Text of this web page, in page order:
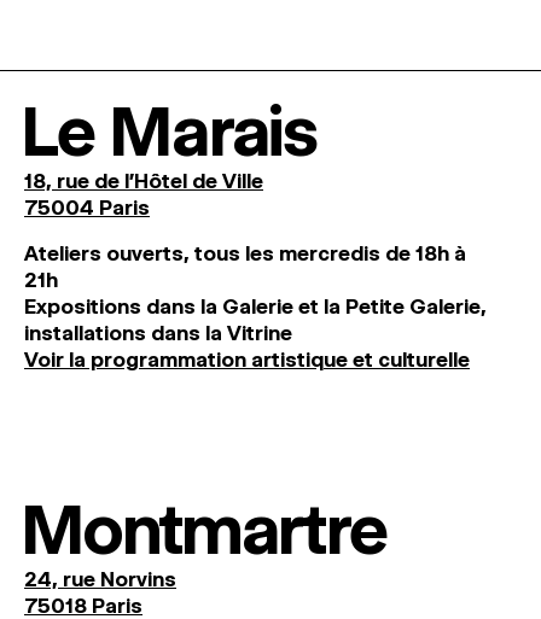
Le Marais
18, rue de l'Hôtel de Ville
75004 Paris
Ateliers ouverts, tous les mercredis de 18h à
21h
Expositions dans la Galerie et la Petite Galerie,
installations dans la Vitrine
Voir la programmation artistique et culturelle
Montmartre
24, rue Norvins
75018 Paris